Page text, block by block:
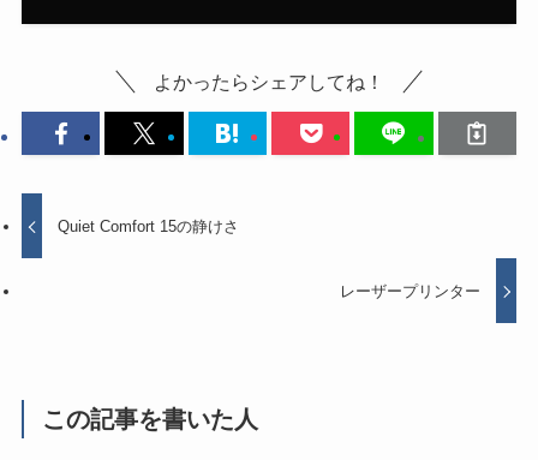
よかったらシェアしてね！
Quiet Comfort 15の静けさ
レーザープリンター
この記事を書いた人